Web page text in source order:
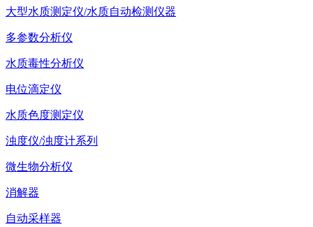
大型水质测定仪/水质自动检测仪器
多参数分析仪
水质毒性分析仪
电位滴定仪
水质色度测定仪
浊度仪/浊度计系列
微生物分析仪
消解器
自动采样器